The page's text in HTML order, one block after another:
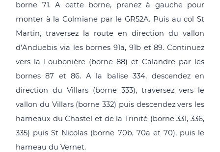
borne 71. A cette borne, prenez à gauche pour
monter à la Colmiane par le GR52A. Puis au col St
Martin, traversez la route en direction du vallon
d’Anduebis via les bornes 91a, 91b et 89. Continuez
vers la Loubonière (borne 88) et Calandre par les
bornes 87 et 86. A la balise 334, descendez en
direction du Villars (borne 333), traversez vers le
vallon du Villars (borne 332) puis descendez vers les
hameaux du Chastel et de la Trinité (borne 331, 336,
335) puis St Nicolas (borne 70b, 70a et 70), puis le
hameau du Vernet.